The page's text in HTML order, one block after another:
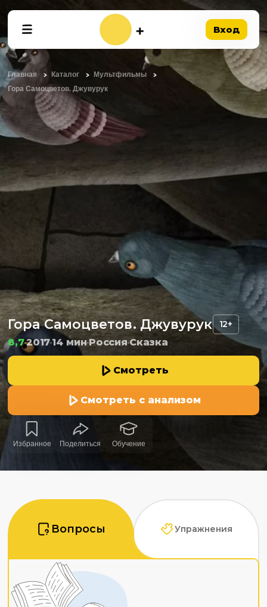
Вход
Главная Каталог
Мультфильмы
Гора Самоцветов. Джувурук
Гора Самоцветов. Джувурук 12+
8,7201714 минРоссия Сказка
Смотреть
Смотреть с анализом
Избранное Поделиться Обучение
Вопросы Упражнения